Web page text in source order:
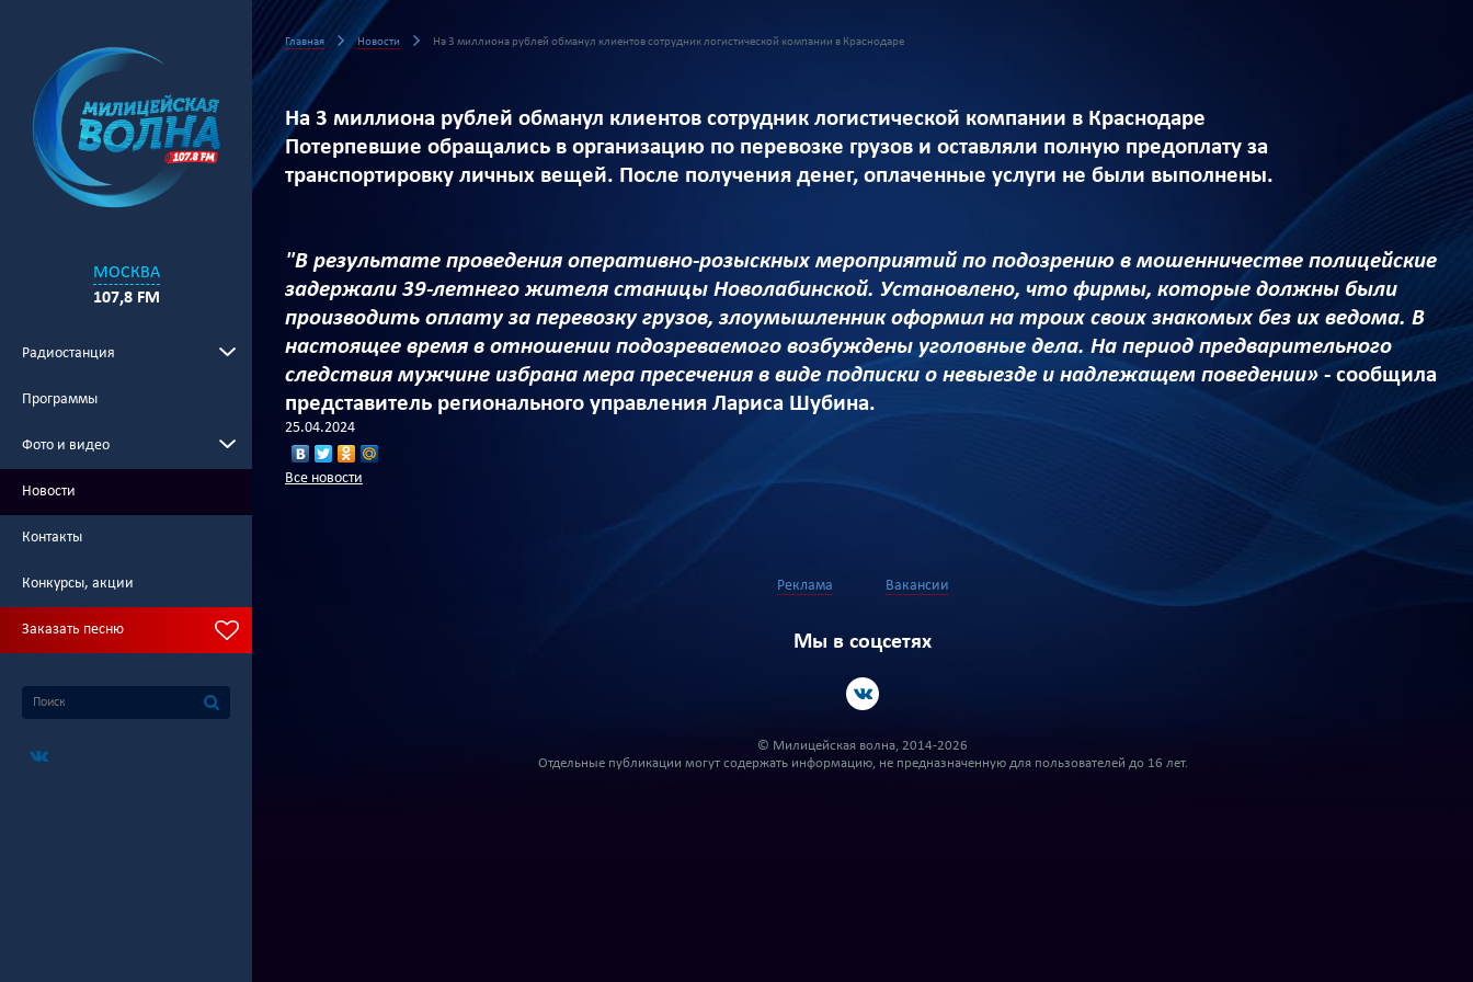
МОСКВА
107,8 FM
Радиостанция
Программы
Фото и видео
Новости
Контакты
Конкурсы, акции
Заказать песню
Главная Новости На 3 миллиона рублей обманул клиентов сотрудник логистической компании в Краснодаре
На 3 миллиона рублей обманул клиентов сотрудник логистической компании в Краснодаре
Потерпевшие обращались в организацию по перевозке грузов и оставляли полную предоплату за
транспортировку личных вещей. После получения денег, оплаченные услуги не были выполнены.
"В результате проведения оперативно-розыскных мероприятий по подозрению в мошенничестве полицейские
задержали 39-летнего жителя станицы Новолабинской. Установлено, что фирмы, которые должны были
производить оплату за перевозку грузов, злоумышленник оформил на троих своих знакомых без их ведома. В
настоящее время в отношении подозреваемого возбуждены уголовные дела. На период предварительного
следствия мужчине избрана мера пресечения в виде подписки о невыезде и надлежащем поведении» - сообщила
представитель регионального управления Лариса Шубина.
25.04.2024
Все новости
Реклама Вакансии
Мы в соцсетях
© Милицейская волна, 2014-2026
Отдельные публикации могут содержать информацию, не предназначенную для пользователей до 16 лет.